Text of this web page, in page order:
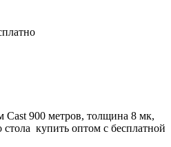
900 метров, толщина 8 мк,
стола купить оптом с бесплатной